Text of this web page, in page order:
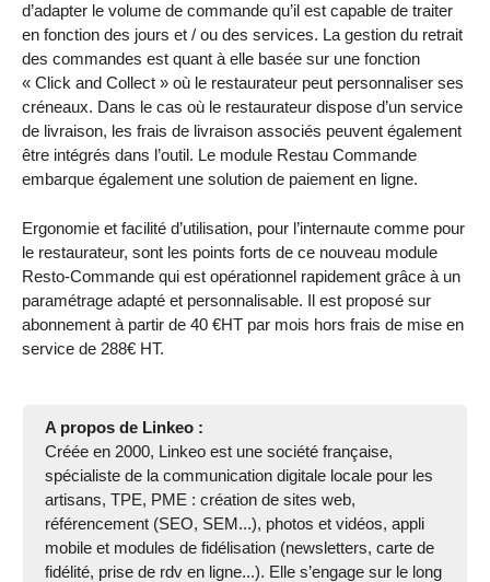
d’adapter le volume de commande qu’il est capable de traiter
en fonction des jours et / ou des services. La gestion du retrait
des commandes est quant à elle basée sur une fonction
« Click and Collect » où le restaurateur peut personnaliser ses
créneaux. Dans le cas où le restaurateur dispose d’un service
de livraison, les frais de livraison associés peuvent également
être intégrés dans l’outil. Le module Restau Commande
embarque également une solution de paiement en ligne.
Ergonomie et facilité d’utilisation, pour l’internaute comme pour
le restaurateur, sont les points forts de ce nouveau module
Resto-Commande qui est opérationnel rapidement grâce à un
paramétrage adapté et personnalisable. Il est proposé sur
abonnement à partir de 40 €HT par mois hors frais de mise en
service de 288€ HT.
A propos de Linkeo :
Créée en 2000, Linkeo est une société française,
spécialiste de la communication digitale locale pour les
artisans, TPE, PME : création de sites web,
référencement (SEO, SEM...), photos et vidéos, appli
mobile et modules de fidélisation (newsletters, carte de
fidélité, prise de rdv en ligne...). Elle s’engage sur le long